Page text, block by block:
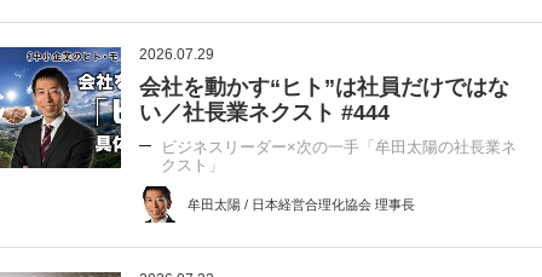
2026.07.29
会社を動かす“ヒト”は社員だけではな
い／社長業ネクスト #444
ビジネスリーダー×次の一手「牟田太陽の社長業ネ
クスト」
牟田太陽 / 日本経営合理化協会 理事長